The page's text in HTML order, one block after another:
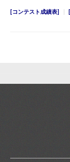
コンテスト成績表